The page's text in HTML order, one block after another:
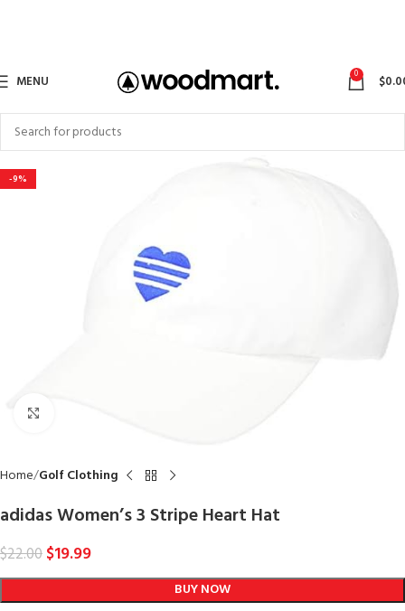
MENU 0 $
-9%
Home Golf Clothing
adidas Women’s 3 Stripe Heart Hat
$22.00$19.99
BUY NOW